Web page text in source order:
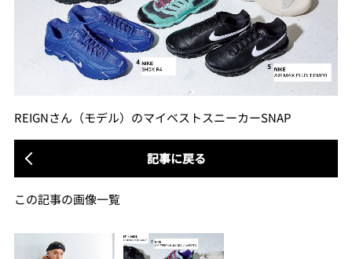
REIGNさん（モデル）のマイベストスニーカーSNAP
記事に戻る
この記事の画像一覧